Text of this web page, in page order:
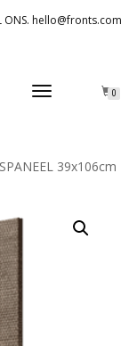
ONS. hello@fronts.com
TOGGLE
0
39x106cm